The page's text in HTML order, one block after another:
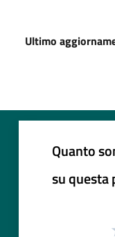
Ultimo
Quanto
su questa